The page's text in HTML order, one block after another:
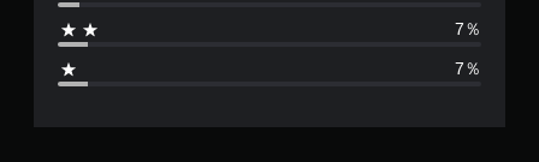
6
7％
7％